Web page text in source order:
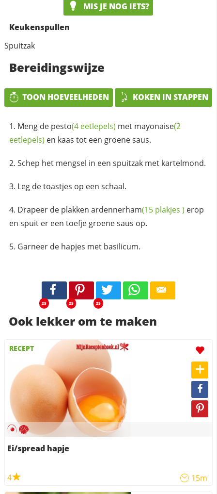
MIS JE NOG IETS?
Keukenspullen
Spuitzak
Bereidingswijze
TOON HOEVEELHEDEN KOKEN IN STAPPEN
Meng de pesto(4 eetlepels) met mayonaise(2
eetlepels) en kaas tot een groene saus.
Schep het mengsel in een spuitzak met kartelmond.
Leg de toastjes op een schaal.
Drapeer de plakken ardennerham(15 plakjes ) erop
en spuit er een toefje groene saus op.
Garneer de hapjes met basilicum.
25 25 25
Ook lekker om te maken
RECEPT
Ei/spread hapje
4 15m